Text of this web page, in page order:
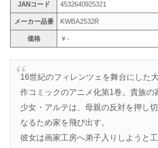
JANコード 4532640925321
メーカー品番 KWBA2532R
価格 ￥-
16世紀のフィレンツェを舞台にした
作コミックのアニメ化第1巻。貴族の
少女・アルテは、母親の反対を押し
なるため家を飛び出す。
彼女は画家工房へ弟子入りしようと